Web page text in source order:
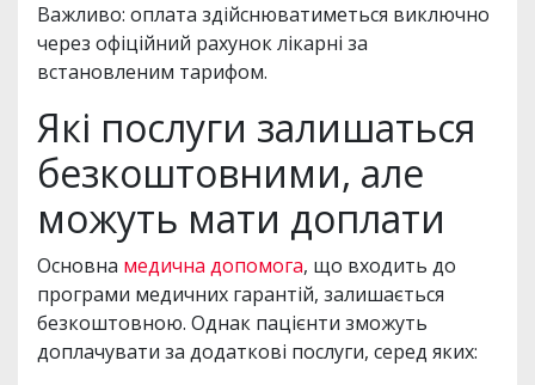
Важливо: оплата здійснюватиметься виключно
через офіційний рахунок лікарні за
встановленим тарифом.
Які послуги залишаться
безкоштовними, але
можуть мати доплати
Основна медична допомога, що входить до
програми медичних гарантій, залишається
безкоштовною. Однак пацієнти зможуть
доплачувати за додаткові послуги, серед яких: